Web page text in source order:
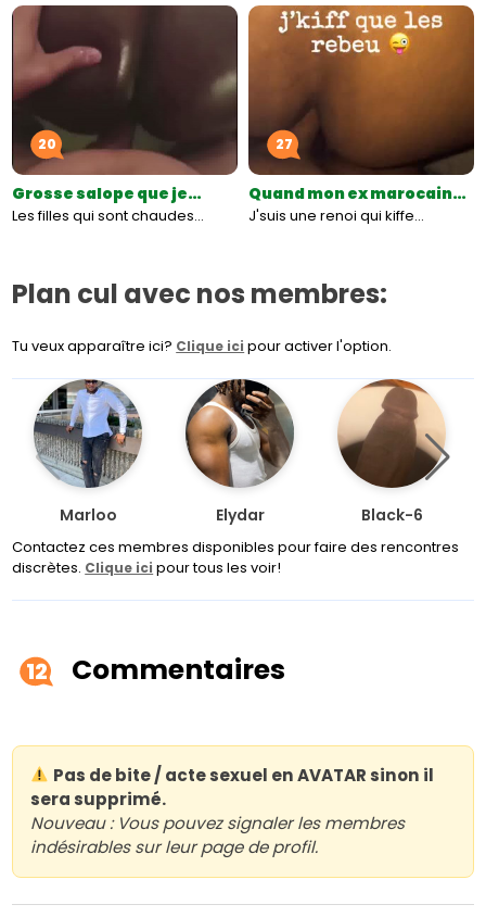
20
Grosse salope que je…
Les filles qui sont chaudes…
27
Quand mon ex marocain…
J'suis une renoi qui kiffe…
Plan cul avec nos membres:
Tu veux apparaître ici? Clique ici pour activer l'option.
Marloo Elydar Black-6
Contactez ces membres disponibles pour faire des rencontres
discrètes. Clique ici pour tous les voir!
12 Commentaires
Pas de bite / acte sexuel en AVATAR sinon il
sera supprimé.
Nouveau : Vous pouvez signaler les membres
indésirables sur leur page de profil.